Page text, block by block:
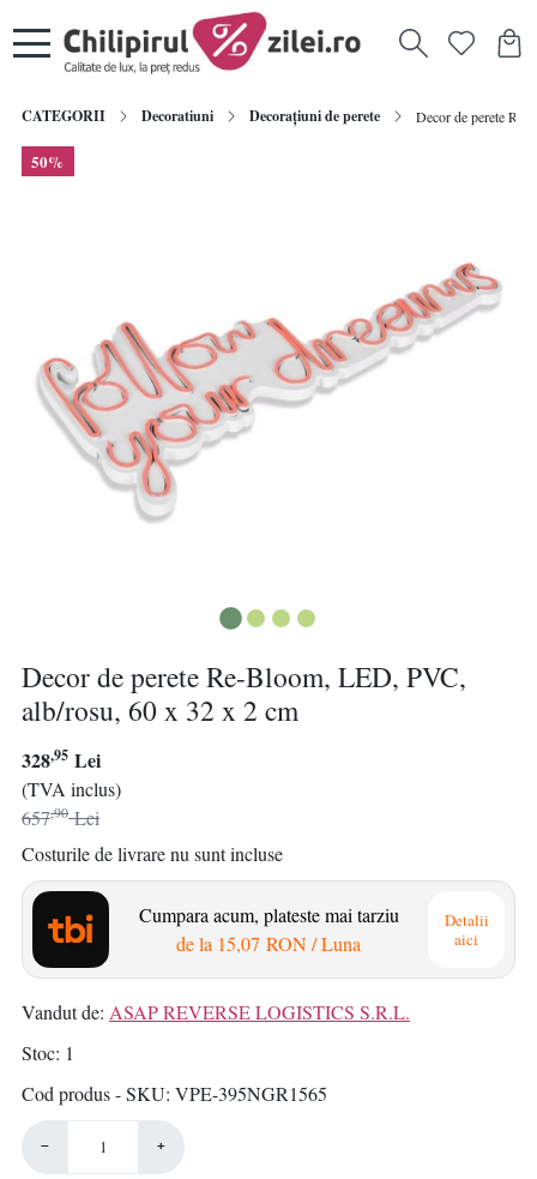
CATEGORII Decoratiuni Decorațiuni de perete Decor de perete
50%
Decor de perete Re-Bloom, LED, PVC,
alb/rosu, 60 x 32 x 2 cm
328,95 Lei
(TVA inclus)
657,90 Lei
Costurile de livrare nu sunt incluse
Cumpara acum, plateste mai tarziu
de la 15,07 RON/ Luna
Detalii
aici
Vandut de: ASAP REVERSE LOGISTICS S.R.L.
Stoc 1
Cod produs - SKU VPE-395NGR1565
− +